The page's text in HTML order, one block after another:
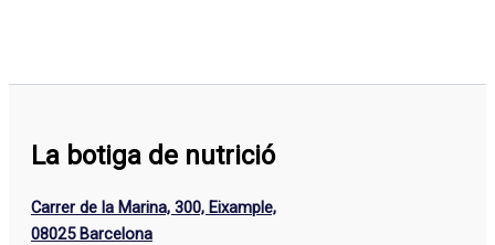
La botiga de nutrició
Carrer de la Marina, 300, Eixample,
08025 Barcelona